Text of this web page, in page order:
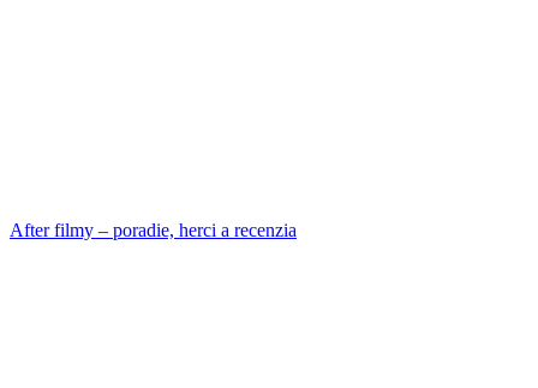
After filmy – poradie, herci a recenzia